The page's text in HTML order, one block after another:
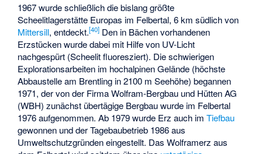
1967 wurde schließlich die bislang größte
Scheelitlagerstätte Europas im Felbertal, 6 km südlich von
Mittersill, entdeckt.[40] Den in Bächen vorhandenen
Erzstücken wurde dabei mit Hilfe von UV-Licht
nachgespürt (Scheelit fluoresziert). Die schwierigen
Explorationsarbeiten im hochalpinen Gelände (höchste
Abbaustelle am Brentling in 2100 m Seehöhe) begannen
1971, der von der FirmaWolfram-Bergbau und Hütten AG
(WBH) zunächst übertägige Bergbau wurde im Felbertal
1976 aufgenommen. Ab 1979 wurde Erz auch imTiefbau
gewonnen und der Tagebaubetrieb 1986 aus
Umweltschutzgründen eingestellt. Das Wolframerz aus